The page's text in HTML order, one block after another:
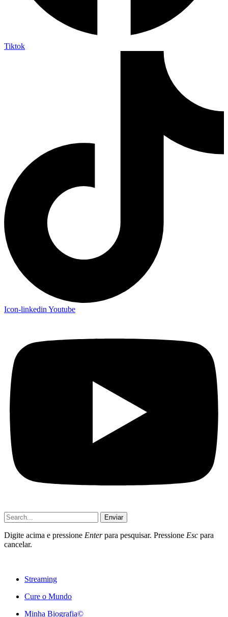
Tiktok
Icon-linkedin Youtube
Enviar
Digite acima e pressione Enterpara pesquisar. Pressione Esc para
cancelar.
Streaming
Cure o Mundo
Minha Biografia©